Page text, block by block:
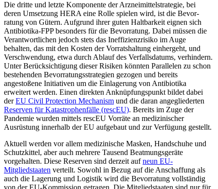
Die dritte und letzte Komponente der Arznei­mittelstrategie, bei
deren Umsetzung HERA eine Rolle spielen wird, ist die Bevor­
ratung von Gütern. Aufgrund ihrer guten Haltbarkeit eignen sich
Antibiotika-FPP besonders für die Bevorratung. Dabei müs­sen die
Verantwortlichen jedoch stets das Ineffizienzrisiko im Auge
behalten, das mit den Kosten der Vorratshaltung einhergeht, und
Verschwendung, etwa durch Ablauf des Verfallsdatums, verhindern.
Unter Berück­sichtigung dieser Risiken könnten Paralle­len zu schon
bestehenden Bevorratungs­strate­gien gezogen und bereits
angestoßene Initiativen um die Einlagerung von Anti­biotika
erweitert werden. Einen direkten Anknüpfungspunkt bildet dabei
derEU Civil Protection Mechanism und die daran angegliederten
Reserven für Katastrophenfälle (rescEU). Bereits im Zuge der
Pandemie wurden mittels rescEU Vorräte an medizinischer
Ausrüstung innerhalb der EU auf­gebaut und zur Verfügung gestellt.
Aktuell werden vor allem medizinische Masken, Handschuhe und
Schutzkittel, aber auch mehrere Tausend Beatmungsgeräte
vorgehalten. Diese Reserven sind derzeit aufneun EU-
Mitgliedstaaten verteilt. Sowohl in Bezug auf die Anschaffung als
auch die Lagerung und Logistik wird die Bevorratung vollständig